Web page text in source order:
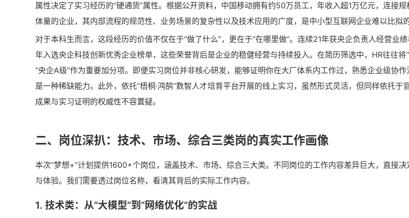
属性决定了实习经历的“硬通货”属性。根据公开资料，中国移动拥有约50万员工，年收入超1万亿元，连接
体量的企业，其内部流程的规范性、业务场景的复杂性以及技术应用的广度，是中小型互联网企业难以比拟的
对于本科生而言，这段经历的价值不仅在于“做了什么”，更在于“在哪里做”。连续21年获央企负责人经营业
年入选央企科技创新优秀企业榜单，这些荣誉背后是企业的稳健经营与持续投入。在简历筛选中，HR往往将
“央企A级”作为重要加分项。即便实习岗位并非核心研发，能够证明你在大厂体系内工作过，熟悉企业级协
是一种稀缺能力。此外，依托“梧桐·鸿鹄”数智人才培育平台开展的线上实习，虽然形式灵活，但同样依托于
成果与实习证明的权威性不容置疑。
二、岗位深扒：技术、市场、综合三类岗的真实工作画像
本次“梦想+”计划提供1600+个岗位，涵盖技术、市场、综合三大类。不同岗位的工作内容差异巨大，直接
与体验。我们需要透过岗位名称，看清其背后的实际工作内容。
1. 技术类：从“大模型”到“网络优化”的实战